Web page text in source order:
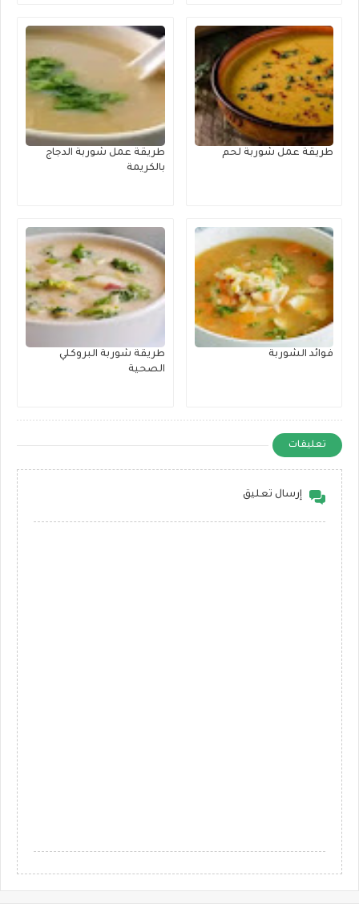
طريقة عمل شوربة لحم
طريقة عمل شوربة الدجاج
بالكريمة
فوائد الشوربة
طريقة شوربة البروكلي
الصحية
تعليقات
إرسال تعليق